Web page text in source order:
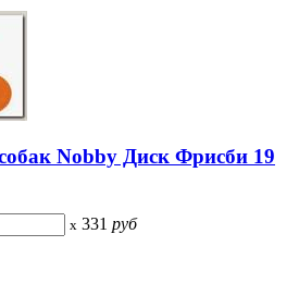
Nobby Диск Фрисби 19
x 331 руб